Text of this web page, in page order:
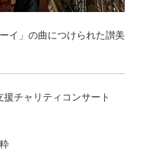
イ」の曲につけられた讃美
援チャリティコンサート